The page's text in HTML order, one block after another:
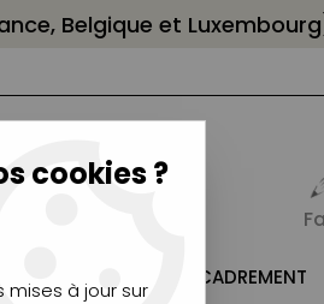
Belgique et
MOULAGE
ENCADREMENT
cookies ?
à jour sur